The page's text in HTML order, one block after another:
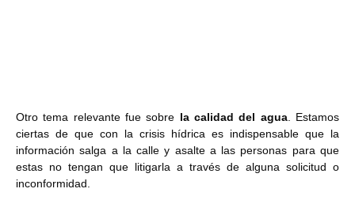
Otro tema relevante fue sobre la calidad del agua. Estamos
ciertas de que con la crisis hídrica es indispensable que la
información salga a la calle y asalte a las personas para que
estas no tengan que litigarla a través de alguna solicitud o
inconformidad.